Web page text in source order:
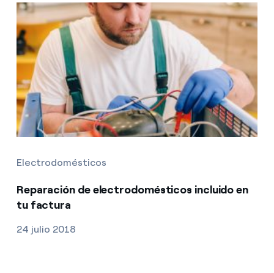
Electrodomésticos
Reparación de electrodomésticos incluido en
tu factura
24 julio 2018